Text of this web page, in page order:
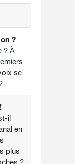
?
? À
se
il
en
plus